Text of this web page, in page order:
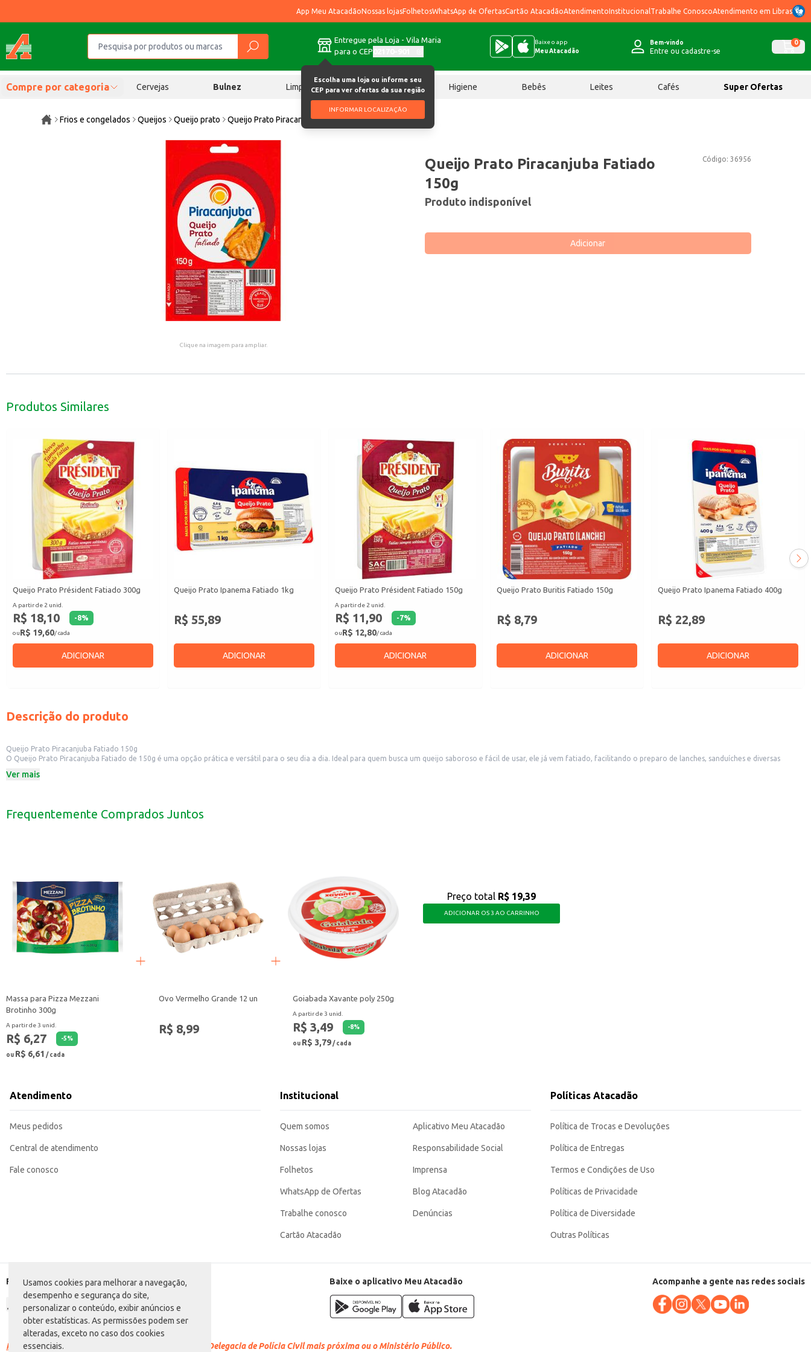
Usamos cookies para melhorar a navegação,
desempenho e segurança do site,
personalizar o conteúdo, exibir anúncios e
obter estatísticas. As permissões podem ser
alteradas, exceto no caso dos cookies
essenciais.
App Meu AtacadãoNossas lojasFolhetosWhatsApp de OfertasCartão AtacadãoAtendimentoInstitucional Trabalhe ConoscoAtendimento em Libras
Entregue pela Loja - Vila Maria
para o CEP
Escolha uma loja ou informe seu
CEP para ver ofertas da sua região
INFORMAR LOCALIZAÇÃO
Baixe o app
Meu Atacadão
Bem-vindo
Entre ou cadastre-se
0
Compre por categoria Cervejas Bulnez Limpeza Chocolates Higiene Bebês Leites Cafés Super Ofertas
Frios e congelados Queijos Queijo prato Queijo Prato Piracanjuba Fatiado 150g
Clique na imagem para ampliar.
Código: 36956
Queijo Prato Piracanjuba Fatiado
150g
Produto indisponível
Adicionar
Produtos Similares
Queijo Prato Président Fatiado 300g
A partir de 2 unid.
R$ 18,10 -8%
ouR$ 19,60/ cada
ADICIONAR
Queijo Prato Ipanema Fatiado 1kg
R$ 55,89
ADICIONAR
Queijo Prato Président Fatiado 150g
A partir de 2 unid.
R$ 11,90 -7%
ouR$ 12,80/ cada
ADICIONAR
Queijo Prato Buritis Fatiado 150g
R$ 8,79
ADICIONAR
Queijo Prato Ipanema Fatiado 400g
R$ 22,89
ADICIONAR
Descrição do produto
Queijo Prato Piracanjuba Fatiado 150g
O Queijo Prato Piracanjuba Fatiado de 150g é uma opção prática e versátil para o seu dia a dia. Ideal para quem busca um queijo saboroso e fácil de usar, ele já vem fatiado, facilitando o preparo de lanches, sanduíches e diversas
Dicas de Uso:
Ótimo para consumo em casa ou em estabelecimentos comerciais.
Ver mais
Frequentemente Comprados Juntos
Massa para Pizza Mezzani
Brotinho 300g
A partir de 3 unid.
R$ 6,27 -5%
ou R$ 6,61 / cada
Ovo Vermelho Grande 12 un
R$ 8,99
Goiabada Xavante poly 250g
A partir de 3 unid.
R$ 3,49 -8%
ou R$ 3,79/ cada
Preço total R$ 19,39
ADICIONAR OS 3 AO CARRINHO
Atendimento
Meus pedidos
Central de atendimento
Fale conosco
Institucional
Quem somos
Nossas lojas
Folhetos
WhatsApp de Ofertas
Trabalhe conosco
Cartão Atacadão
Aplicativo Meu Atacadão
Responsabilidade Social
Imprensa
Blog Atacadão
Denúncias
Políticas Atacadão
Política de Trocas e Devoluções
Política de Entregas
Termos e Condições de Uso
Políticas de Privacidade
Política de Diversidade
Outras Políticas
Formas de pagamento Baixe o aplicativo Meu Atacadão Acompanhe a gente nas redes sociais
Racismo é crime. Denuncie. Disque 100 ou procure a Delegacia de Polícia Civil mais próxima ou o Ministério Público.